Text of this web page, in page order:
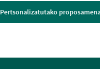
Pertsonalizatutako